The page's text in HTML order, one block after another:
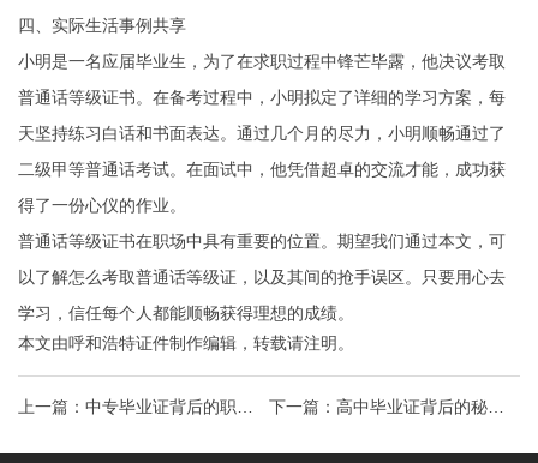
四、实际生活事例共享
小明是一名应届毕业生，为了在求职过程中锋芒毕露，他决议考取
普通话等级证书。在备考过程中，小明拟定了详细的学习方案，每
天坚持练习白话和书面表达。通过几个月的尽力，小明顺畅通过了
二级甲等普通话考试。在面试中，他凭借超卓的交流才能，成功获
得了一份心仪的作业。
普通话等级证书在职场中具有重要的位置。期望我们通过本文，可
以了解怎么考取普通话等级证，以及其间的抢手误区。只要用心去
学习，信任每个人都能顺畅获得理想的成绩。
本文由呼和浩特证件制作编辑，转载请注明。
上一篇： 中专毕业证背后的职场
秘籍学历提升的“黄金钥匙”
下一篇： 高中毕业证背后的秘密
学历认证的蜕变之路与求职攻略